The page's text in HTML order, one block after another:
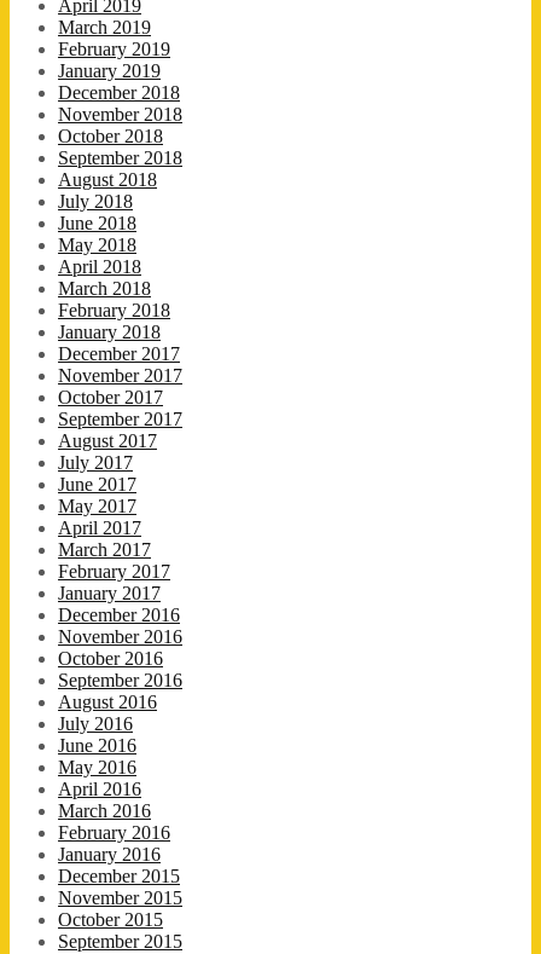
April 2019
March 2019
February 2019
January 2019
December 2018
November 2018
October 2018
September 2018
August 2018
July 2018
June 2018
May 2018
April 2018
March 2018
February 2018
January 2018
December 2017
November 2017
October 2017
September 2017
August 2017
July 2017
June 2017
May 2017
April 2017
March 2017
February 2017
January 2017
December 2016
November 2016
October 2016
September 2016
August 2016
July 2016
June 2016
May 2016
April 2016
March 2016
February 2016
January 2016
December 2015
November 2015
October 2015
September 2015